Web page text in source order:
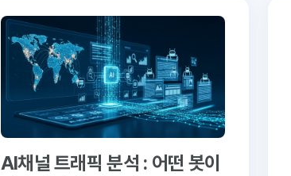
AI채널 트래픽 분석 : 어떤 봇이